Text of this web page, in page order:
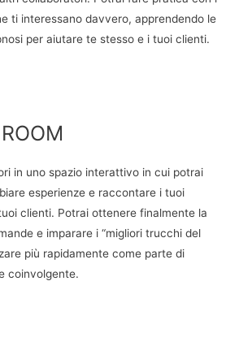
ti interessano davvero, apprendendo le
per aiutare te stesso e i tuoi clienti.
in uno spazio interattivo in cui potrai
esperienze e raccontare i tuoi
clienti. Potrai ottenere finalmente la
e imparare i “migliori trucchi del
più rapidamente come parte di
coinvolgente.